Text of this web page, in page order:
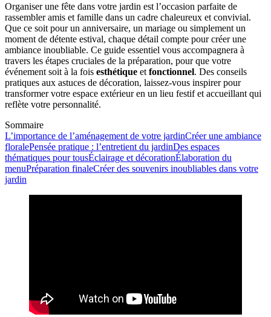
Organiser une fête dans votre jardin est l’occasion parfaite de
rassembler amis et famille dans un cadre chaleureux et convivial.
Que ce soit pour un anniversaire, un mariage ou simplement un
moment de détente estival, chaque détail compte pour créer une
ambiance inoubliable. Ce guide essentiel vous accompagnera à
travers les étapes cruciales de la préparation, pour que votre
événement soit à la fois esthétique et fonctionnel. Des conseils
pratiques aux astuces de décoration, laissez-vous inspirer pour
transformer votre espace extérieur en un lieu festif et accueillant qui
reflète votre personnalité.
Sommaire
L’importance de l’aménagement de votre jardinCréer une ambiance
floralePensée pratique : l’entretient du jardinDes espaces
thématiques pour tousÉclairage et décorationÉlaboration du
menuPréparation finaleCréer des souvenirs inoubliables dans votre
jardin